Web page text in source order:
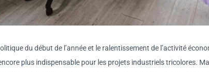
du début de l’année et le ralentissement de l’activité
plus indispensable pour les projets industriels tricolores.